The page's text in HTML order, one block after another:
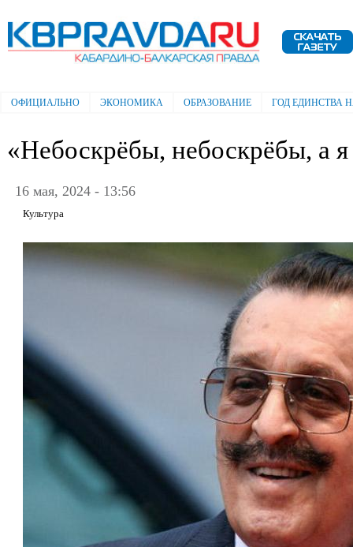
Электронная газета "Кабардино-
Балкарская правда"
Главное меню
ОФИЦИАЛЬНО ЭКОНОМИКА ОБРАЗОВАНИЕ ГОД ЕДИНСТВА
«Небоскрёбы, небоскрёбы, а
16 мая, 2024 - 13:56
Культура